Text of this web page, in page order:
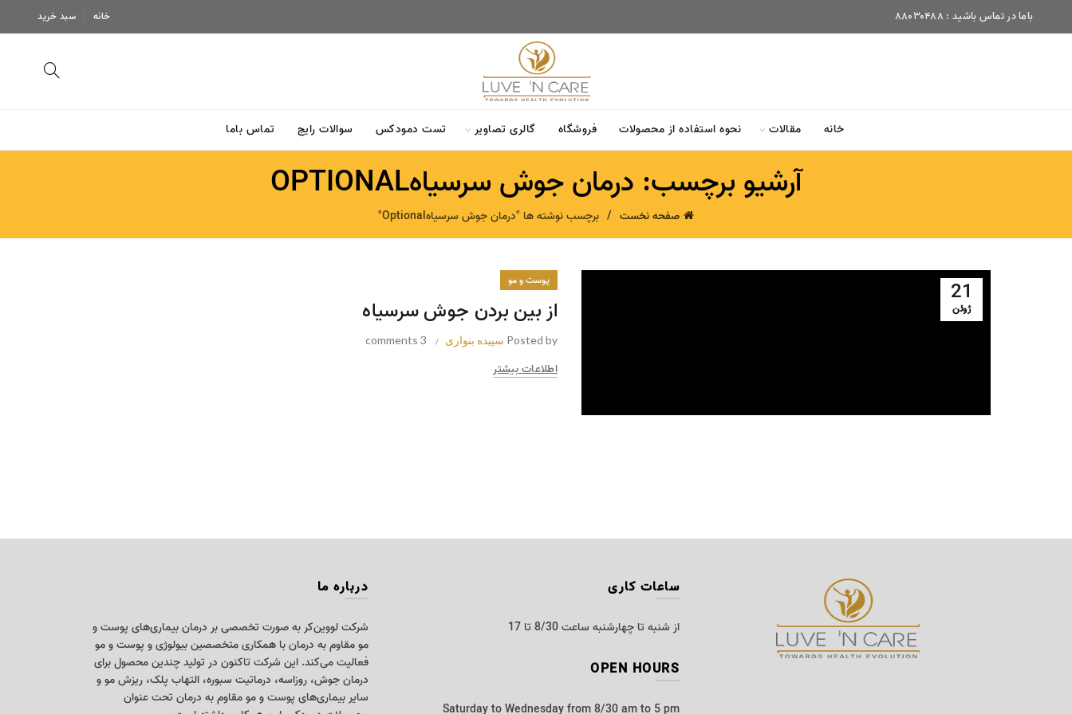
باما در تماس باشید :۸۸۰۳۰۴۸۸ خانه سبد خرید
خانه مقالات نحوه استفاده از محصولات فروشگاه گالری تصاویر تست دمودکس سوالات رایج تماس باما
آرشیو برچسب: درمان جوش سرسیاهOPTIONAL
صفحه نخست برچسب نوشته ها "درمان جوش سرسیاهOptional"
21
ژوئن
پوست و مو
از بین بردن جوش سرسیاه
Posted by سپیده بنواری 3 comments
اطلاعات بیشتر
ساعات کاری
از شنبه تا چهارشنبه ساعت 8/30 تا 17
OPEN HOURS
Saturday to Wednesday from 8/30 am to 5 pm
درباره ما
شرکت لووین‌کر به صورت تخصصی بر درمان بیماری‌های پوست و
مو مقاوم به درمان با همکاری متخصصین بیولوژی و پوست و مو
فعالیت می‌کند. این شرکت تاکنون در توليد چندین محصول برای
درمان جوش، روزاسه، درماتيت سبوره، التهاب پلک، ریزش مو و
سایر بیماری‌های پوست و مو مقاوم به درمان تحت عنوان